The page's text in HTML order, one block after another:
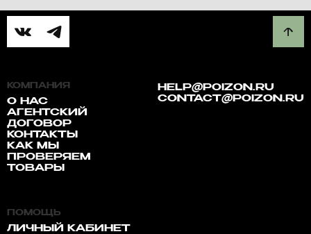
КОМПАНИЯ
О НАС
АГЕНТСКИЙ
ДОГОВОР
КОНТАКТЫ
КАК МЫ
ПРОВЕРЯЕМ
ТОВАРЫ
HELP@POIZON.RU
CONTACT@POIZON.RU
ПОМОЩЬ
ЛИЧНЫЙ КАБИНЕТ